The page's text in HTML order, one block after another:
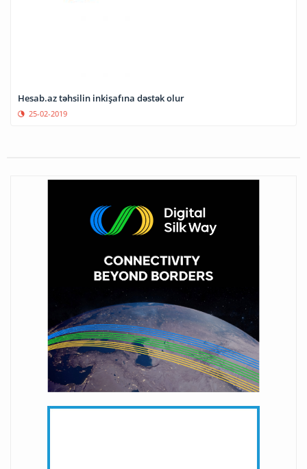
Hesab.az təhsilin inkişafına dəstək olur
25-02-2019